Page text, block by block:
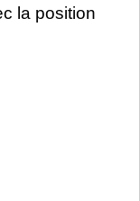
la position